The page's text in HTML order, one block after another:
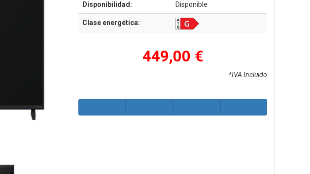
Disponibilidad: Disponible
Clase energética:
449,00 €
*IVA Incluido